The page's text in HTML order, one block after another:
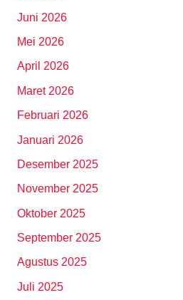
Juni 2026
Mei 2026
April 2026
Maret 2026
Februari 2026
Januari 2026
Desember 2025
November 2025
Oktober 2025
September 2025
Agustus 2025
Juli 2025